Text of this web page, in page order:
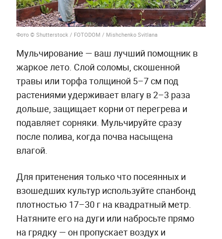
Фото © Shutterstock / FOTODOM / Mishchenko Svitlana
Мульчирование — ваш лучший помощник в
жаркое лето. Слой соломы, скошенной
травы или торфа толщиной 5–7 см под
растениями удерживает влагу в 2–3 раза
дольше, защищает корни от перегрева и
подавляет сорняки. Мульчируйте сразу
после полива, когда почва насыщена
влагой.
Для притенения только что посеянных и
взошедших культур используйте спанбонд
плотностью 17–30 г на квадратный метр.
Натяните его на дуги или набросьте прямо
на грядку — он пропускает воздух и